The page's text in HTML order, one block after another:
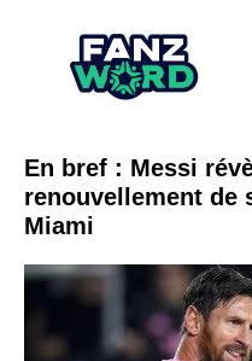
En bref : Messi
renouvellement de
Miami